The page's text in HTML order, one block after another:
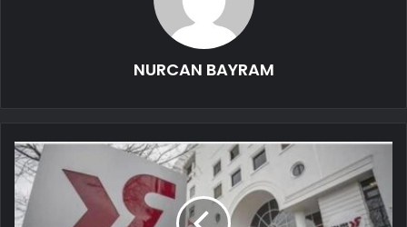
NURCAN BAYRAM